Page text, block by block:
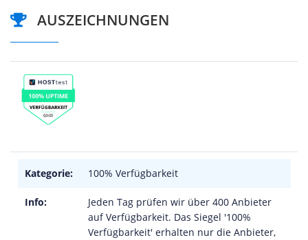
AUSZEICHNUNGEN
Kategorie: 100% Verfügbarkeit
Info:
Jeden Tag prüfen wir über 400 Anbieter
auf Verfügbarkeit. Das Siegel '100%
Verfügbarkeit' erhalten nur die Anbieter,